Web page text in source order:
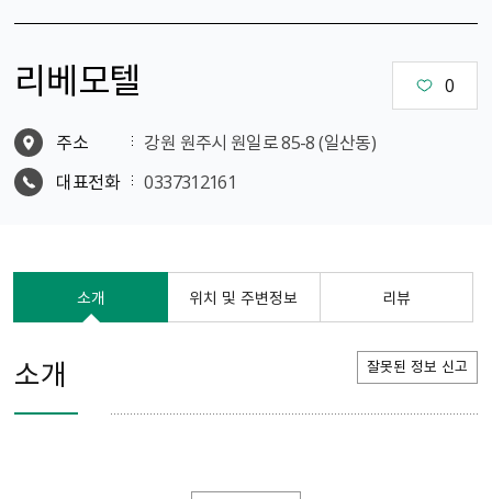
리베모텔 0
주소
강원 원주시 원일로 85-8 (일산동)
대표전화
0337312161
소개 위치 및 주변정보 리뷰
소개 잘못된 정보 신고